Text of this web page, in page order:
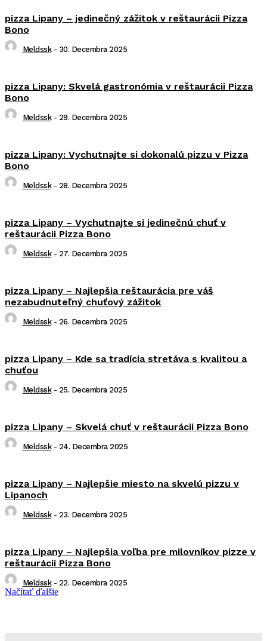
pizza Lipany – jedinečný zážitok v reštaurácii Pizza
Bono
Meldssk - 30. Decembra 2025
pizza Lipany: Skvelá gastronómia v reštaurácii Pizza
Bono
Meldssk - 29. Decembra 2025
pizza Lipany: Vychutnajte si dokonalú pizzu v Pizza
Bono
Meldssk - 28. Decembra 2025
pizza Lipany – Vychutnajte si jedinečnú chuť v
reštaurácii Pizza Bono
Meldssk - 27. Decembra 2025
pizza Lipany – Najlepšia reštaurácia pre váš
nezabudnuteľný chuťový zážitok
Meldssk - 26. Decembra 2025
pizza Lipany – Kde sa tradícia stretáva s kvalitou a
chuťou
Meldssk - 25. Decembra 2025
pizza Lipany – Skvelá chuť v reštaurácii Pizza Bono
Meldssk - 24. Decembra 2025
pizza Lipany – Najlepšie miesto na skvelú pizzu v
Lipanoch
Meldssk - 23. Decembra 2025
pizza Lipany – Najlepšia voľba pre milovníkov pizze v
reštaurácii Pizza Bono
Meldssk - 22. Decembra 2025
Načítať ďalšie